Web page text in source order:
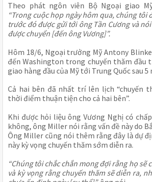
Theo phát ngôn viên Bộ Ngoại giao
“Trong cuộc họp ngày hôm qua, chúng tôi
trước đó được gửi tới ông Tần Cương và
được chuyển [đến ông Vương]”.
Hôm 18/6, Ngoại trưởng Mỹ Antony
đến Washington trong chuyến thăm đầu
giao hàng đầu của Mỹ tới Trung Quốc sau 5
Cả hai bên đã nhất trí lên lịch “chuyến
thời điểm thuận tiện cho cả hai bên”.
Khi được hỏi liệu ông Vương Nghị có
không, ông Miller nói rằng vấn đề này do
Ông Miller cũng nói thêm rằng đây là dự
này kỳ vọng chuyến thăm sớm diễn ra.
“Chúng tôi chắc chắn mong đợi rằng họ sẽ
và kỳ vọng rằng chuyến thăm sẽ diễn ra,